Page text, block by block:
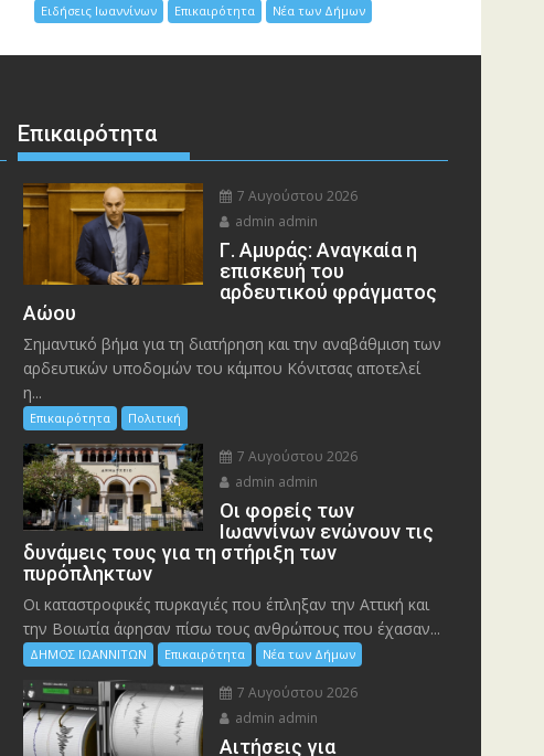
Ειδήσεις Ιωαννίνων Επικαιρότητα Νέα των Δήμων
Επικαιρότητα
7 Αυγούστου 2026
admin admin
Γ. Αμυράς: Αναγκαία η
επισκευή του
αρδευτικού φράγματος
Αώου
Σημαντικό βήμα για τη διατήρηση και την αναβάθμιση των
αρδευτικών υποδομών του κάμπου Κόνιτσας αποτελεί
η...
Επικαιρότητα Πολιτική
7 Αυγούστου 2026
admin admin
Οι φορείς των
Ιωαννίνων ενώνουν τις
δυνάμεις τους για τη στήριξη των
πυρόπληκτων
Οι καταστροφικές πυρκαγιές που έπληξαν την Αττική και
την Bοιωτία άφησαν πίσω τους ανθρώπους που έχασαν...
ΔΗΜΟΣ ΙΩΑΝΝΙΤΩΝ Επικαιρότητα Νέα των Δήμων
7 Αυγούστου 2026
admin admin
Αιτήσεις για